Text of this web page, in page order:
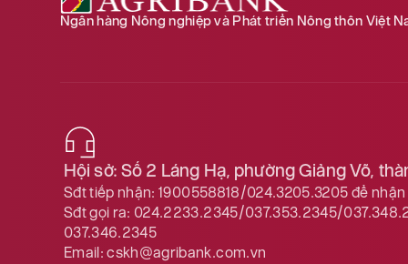
Ngân hàng Nông nghiệp và Phát triển Nông thôn Việt
Hội sở: Số 2 Láng Hạ, phường Giảng Võ,
Sđt tiếp nhận: 1900558818/024.3205.3205 để
Sđt gọi ra: 024.2233.2345/037.353.2345/
037.346.2345
Email:cskh@agribank.com.vn